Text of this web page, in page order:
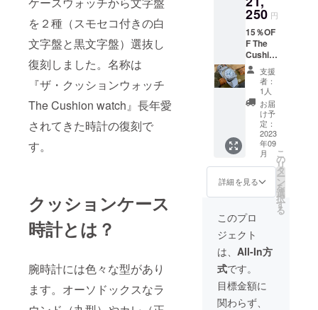
を２種（スモセコ付きの白
文字盤と黒文字盤）選抜し
復刻しました。名称は
『ザ・クッションウォッチ
The Cushion watch』長年愛
されてきた時計の復刻で
す。
クッションケース
時計とは？
腕時計には色々な型があり
ます。オーソドックスなラ
れず、何世
代にも渡り
継がれる優
れたアン
ティークに
なる時計を
目指してお
ります。ま
た2020年よ
り名作と云
中のヴィン
タリー
ウォッチを
忠実に復刻
したブラン
ド
『M.R.M.W.
小売価
格
25,000
税込の
15%OF
F スト
ラップ
は3種類
からお
選びい
ただけ
ます。
1.ブラ
ウン本
革スト
ラップ
ンスト
ラップ
3.バッ
クス
キーン
革薄グ
レース
トラッ
プ ※布
250 円
15％OF
F The
Cushio
n
Watch
腕時計
白文字
盤 完成
された
The
Cushio
Watch
白文字
盤 腕
時計x 1
個 送料
無料 一
般小売
価格
25,000
税込の
15%OF
F スト
ラップ
支援
者：
1人
お届
け予
定：
2023
年09
月
詳細を見る
こ
の
リ
タ
ー
ン
を
選
択
す
る
このプロ
ジェクト
は、 All-In方
式です。
目標金額に
関わらず、